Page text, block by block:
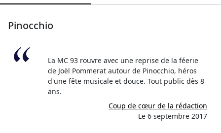
Pinocchio
La MC 93 rouvre avec une reprise de la féerie
de Joël Pommerat autour de Pinocchio, héros
d'une fête musicale et douce. Tout public dès 8
ans.
Coup de cœur de la rédaction
Le 6 septembre 2017